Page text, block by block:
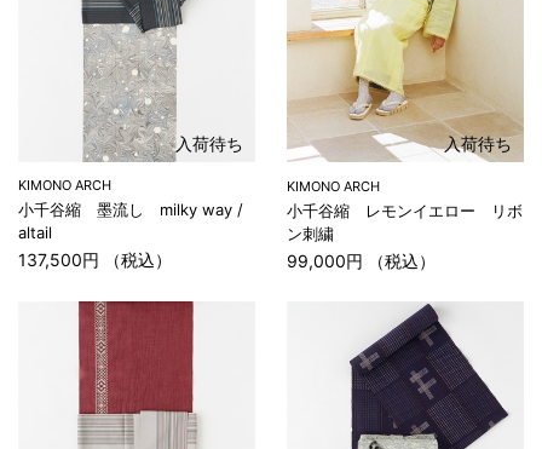
入荷待ち
KIMONO ARCH
小千谷縮 墨流し milky way /
altail
137,500円 （税込）
入荷待ち
KIMONO ARCH
小千谷縮 レモンイエロー リボ
ン刺繍
99,000円 （税込）